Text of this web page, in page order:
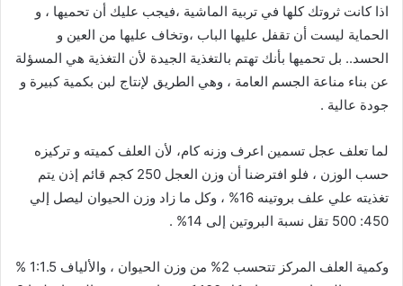
اذا كانت ثروتك كلها في تربية الماشية ،فيجب عليك أن تحميها ، و
الحماية ليست أن تقفل عليها الباب ،وتخاف عليها من العين و
الحسد.. بل تحميها بأنك تهتم بالتغذية الجيدة لأن التغذية هي المسؤلة
عن بناء مناعة الجسم العامة ، وهي الطريق لإنتاج لبن بكمية كبيرة و
جودة عالية .
لما تعلف عجل تسمين اعرف وزنه كام، لأن العلف كميته و تركيزه
حسب الوزن ، فلو افترضنا أن وزن العجل 250 كجم قائم إذن يتم
تغذيته علي علف بروتينه 16% ، وكل ما زاد وزن الحيوان ليصل إلي
450: 500 تقل نسبة البروتين إلى 14% .
وكمية العلف المركز تتحسب 2% من وزن الحيوان ، والألياف 1:1.5 %